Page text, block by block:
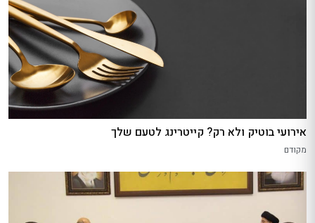
אירועי בוטיק ולא רק? קייטרינג לטעם שלך
מקודם